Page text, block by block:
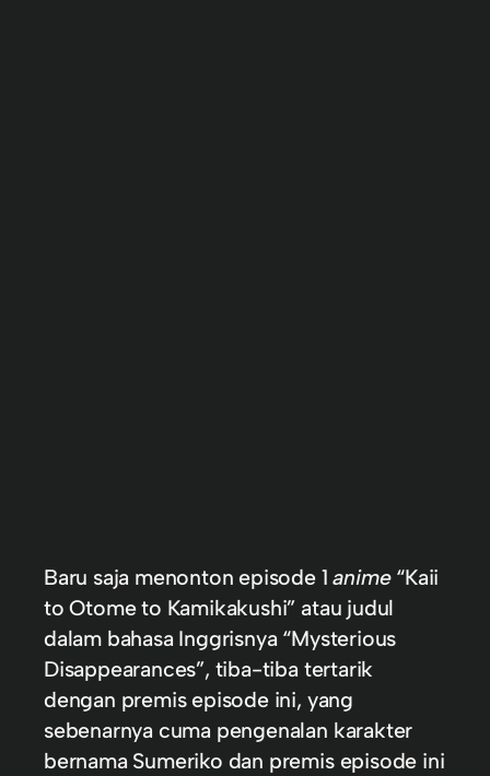
Baru saja menonton episode 1anime “Kaii
to Otome to Kamikakushi” atau judul
dalam bahasa Inggrisnya “Mysterious
Disappearances”, tiba-tiba tertarik
dengan premis episode ini, yang
sebenarnya cuma pengenalan karakter
bernama Sumeriko dan premis episode ini